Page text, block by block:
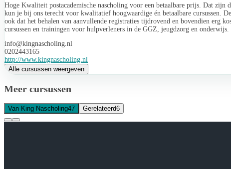
Hoge Kwaliteit postacademische nascholing voor een betaalbare prijs. Dat
kun je bij ons terecht voor kwalitatief hoogwaardige én betaalbare cursussen.
ook dat het behalen van aanvullende registraties tijdrovend en bovendien erg
cursussen en trainingen voor hulpverleners in de GGZ, jeugdzorg en onderwijs.
info@kingnascholing.nl
0202443165
http://www.kingnascholing.nl
Alle cursussen weergeven
Meer cursussen
Van King Nascholing47 Gerelateerd6